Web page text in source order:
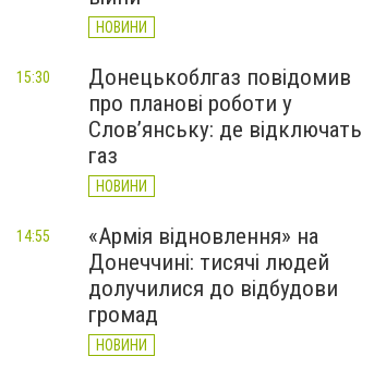
НОВИНИ
Донецькоблгаз повідомив
про планові роботи у
Слов’янську: де відключать
газ
НОВИНИ
15:30
«Армія відновлення» на
Донеччині: тисячі людей
долучилися до відбудови
громад
НОВИНИ
14:55